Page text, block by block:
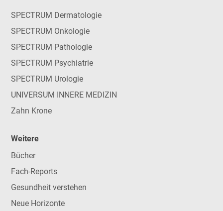
SPECTRUM Dermatologie
SPECTRUM Onkologie
SPECTRUM Pathologie
SPECTRUM Psychiatrie
SPECTRUM Urologie
UNIVERSUM INNERE MEDIZIN
Zahn Krone
Weitere
Bücher
Fach-Reports
Gesundheit verstehen
Neue Horizonte